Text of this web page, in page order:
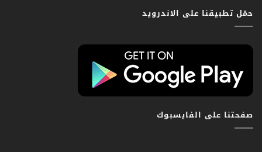
حمّل تطبيقنا على الاندرويد
صفحتنا على الفايسبوك